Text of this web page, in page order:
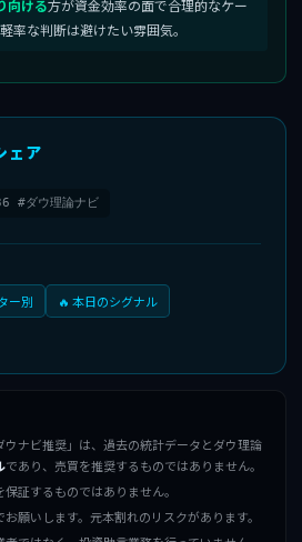
向ける方が資金効率の面で合理的なケー
率な判断は避けたい雰囲気。
ェア
#ダウ理論ナビ
ー別
🔥 本日のシグナル
ナビ推奨」は、過去の統計データとダウ理論
であり、売買を推奨するものではありません。
証するものではありません。
願いします。元本割れのリスクがあります。